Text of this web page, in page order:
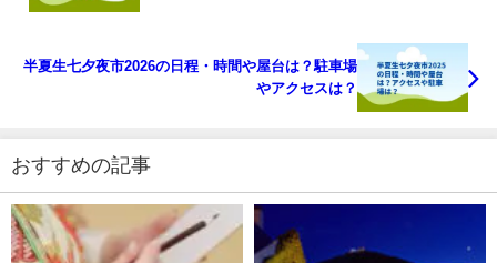
半夏生七夕夜市2026の日程・時間や屋台は？駐車場
やアクセスは？
おすすめの記事